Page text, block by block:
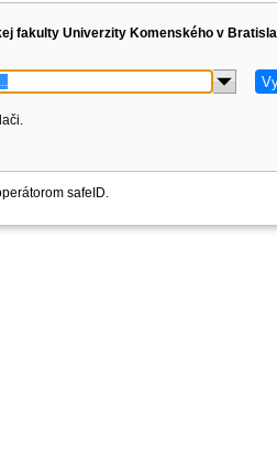
fakulty Univerzity Komenského v
safeID.